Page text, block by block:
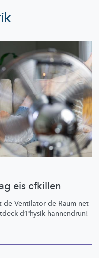
eis ofkillen
de Ventilator de Raum net
d’Physik hannendrun!